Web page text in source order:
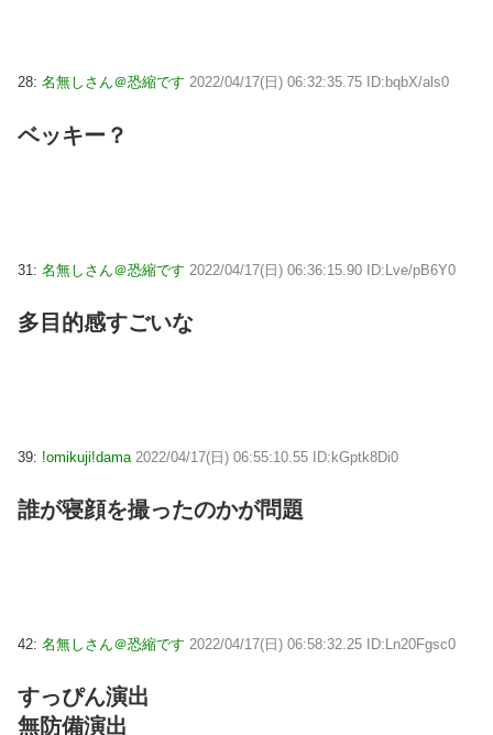
28: 名無しさん＠恐縮です 2022/04/17(日) 06:32:35.75 ID:bqbX/als0
ベッキー？
31: 名無しさん＠恐縮です 2022/04/17(日) 06:36:15.90 ID:Lve/pB6Y0
多目的感すごいな
39: !omikuji!dama 2022/04/17(日) 06:55:10.55 ID:kGptk8Di0
誰が寝顔を撮ったのかが問題
42: 名無しさん＠恐縮です 2022/04/17(日) 06:58:32.25 ID:Ln20Fgsc0
すっぴん演出
無防備演出